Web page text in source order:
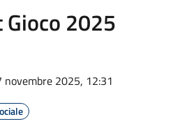
2025
novembre 2025, 12:31